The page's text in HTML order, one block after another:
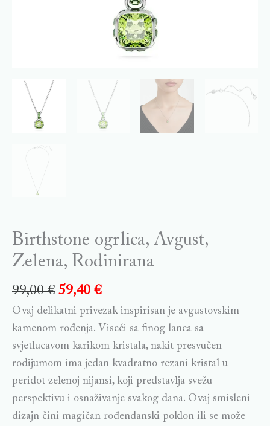
Birthstone ogrlica, Avgust,
Zelena, Rodinirana
99,00€ 59,40 €
Ovaj delikatni privezak inspirisan je avgustovskim
kamenom rođenja. Viseći sa finog lanca sa
svjetlucavom karikom kristala, nakit presvučen
rodijumom ima jedan kvadratno rezani kristal u
peridot zelenoj nijansi, koji predstavlja svežu
perspektivu i osnaživanje svakog dana. Ovaj smisleni
dizajn čini magičan rođendanski poklon ili se može